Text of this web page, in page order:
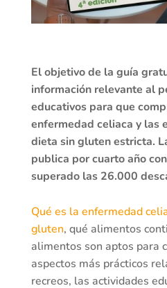
El objetivo de la guía
información relevante al
educativos para que
enfermedad celiaca y las
dieta sin gluten estricta.
publica por cuarto año
superado las 26.000
Qué es la enfermedad
gluten, qué alimentos
alimentos son aptos para
aspectos más prácticos
recreos, las actividades